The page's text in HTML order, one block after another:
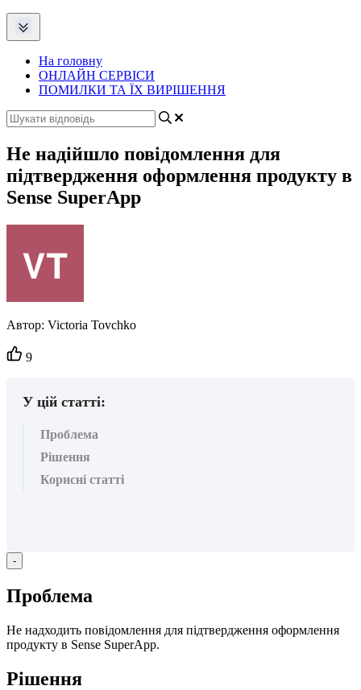
На головну
ОНЛАЙН СЕРВІСИ
ПОМИЛКИ ТА ЇХ ВИРІШЕННЯ
Не надійшло повідомлення для
підтвердження оформлення продукту в
Sense SuperApp
Автор: Victoria Tovchko
Кількість
вподобайок:
9
У цій статті:
Проблема
Рішення
Корисні статті
-
Проблема
Не надходить повідомлення для підтвердження оформлення
продукту в Sense SuperApp.
Рішення